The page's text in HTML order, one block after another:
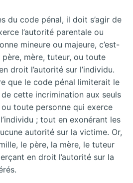
du code pénal, il doit s’agir de
l’autorité parentale ou
mineure ou majeure, c’est-
mère, tuteur, ou toute
droit l’autorité sur l’individu.
que le code pénal limiterait le
cette incrimination aux seuls
toute personne qui exerce
; tout en exonérant les
autorité sur la victime. Or,
le père, la mère, le tuteur
en droit l’autorité sur la